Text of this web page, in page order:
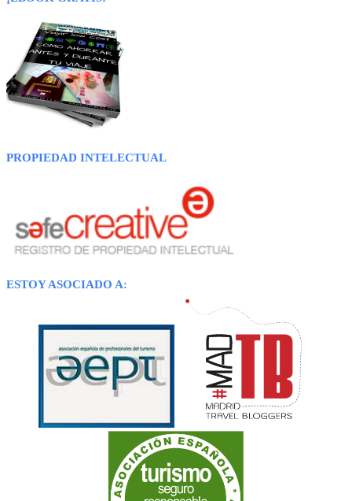
PROPIEDAD INTELECTUAL
ESTOY ASOCIADO A: